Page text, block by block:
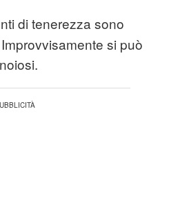
di tenerezza sono
si può